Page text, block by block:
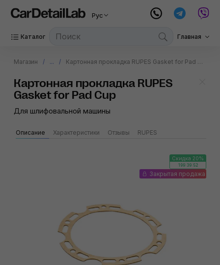
Рус
Каталог Главная
Магазин ... Картонная прокладка RUPES Gasket for Pad Cup
Картонная прокладка RUPES
Gasket for Pad Cup
Для шлифовальной машины
Описание Характеристики Отзывы RUPES
Скидка 20%
199:39:51
Закрытая продажа